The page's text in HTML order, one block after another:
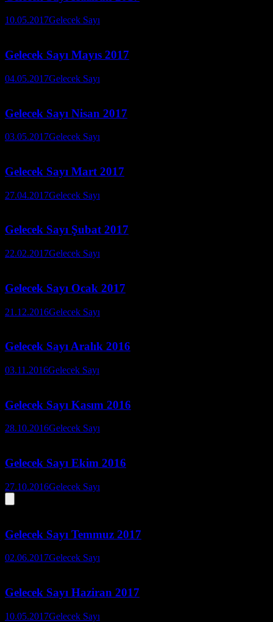
10.05.2017Gelecek Sayı
Gelecek Sayı Mayıs 2017
04.05.2017Gelecek Sayı
Gelecek Sayı Nisan 2017
03.05.2017Gelecek Sayı
Gelecek Sayı Mart 2017
27.04.2017Gelecek Sayı
Gelecek Sayı Şubat 2017
22.02.2017Gelecek Sayı
Gelecek Sayı Ocak 2017
21.12.2016Gelecek Sayı
Gelecek Sayı Aralık 2016
03.11.2016Gelecek Sayı
Gelecek Sayı Kasım 2016
28.10.2016Gelecek Sayı
Gelecek Sayı Ekim 2016
27.10.2016Gelecek Sayı
Gelecek Sayı Temmuz 2017
02.06.2017Gelecek Sayı
Gelecek Sayı Haziran 2017
10.05.2017Gelecek Sayı